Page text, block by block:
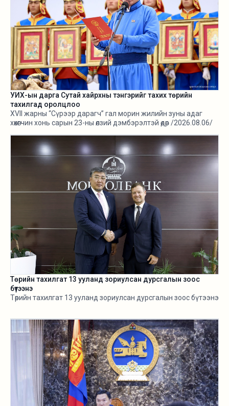
УИХ-ын дарга Сутай хайрхны тэнгэрийг тахих төрийн
тахилгад оролцлоо
XVII жарны “Сүрээр дарагч” гал морин жилийн зуны адаг
хөхөгчин хонь сарын 23-ны өлзий дэмбэрэлтэй өдөр /2026.08.06/
Төрийн тахилгат 13 ууланд зориулсан дурсгалын зоос
бүтээнэ
Төрийн тахилгат 13 ууланд зориулсан дурсгалын зоос бүтээнэ